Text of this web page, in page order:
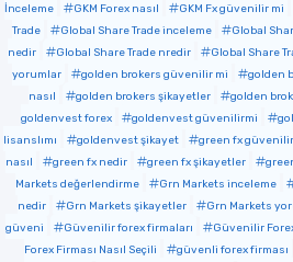
İnceleme
GKM Forex nasıl GKM Fx güvenilir mi
Trade
Global Share Trade inceleme Global
nedir
Global Share Trade nredir Global Share
yorumlar
golden brokers güvenilir mi golden
nasıl
golden brokers şikayetler golden
goldenvest forex
goldenvest güvenilirmi
lisanslımı
goldenvest şikayet green fx
nasıl
green fx nedir green fx şikayetler
Markets değerlendirme
Grn Markets inceleme
nedir
Grn Markets şikayetler Grn Markets
güveni
Güvenilir forex firmaları Güvenilir
Forex Firması Nasıl Seçili
güvenli forex firması